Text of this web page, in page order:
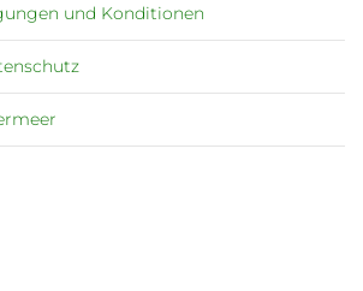
und Konditionen